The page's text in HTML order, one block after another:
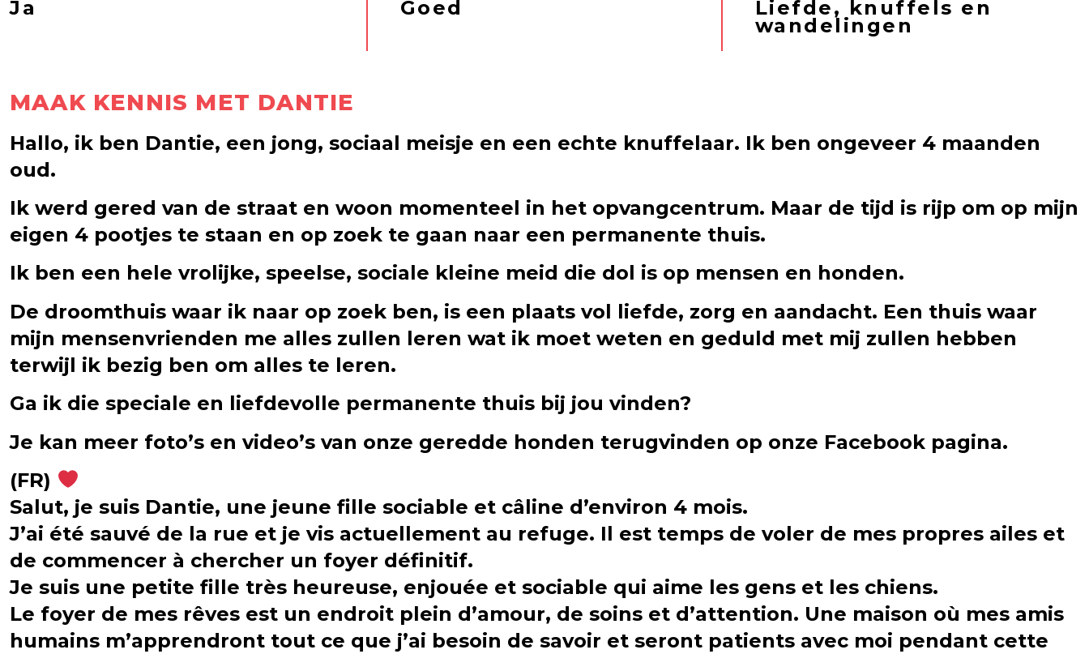
Ja Goed Liefde, knuffels en
wandelingen
MAAK KENNIS MET DANTIE
Hallo, ik ben Dantie, een jong, sociaal meisje en een echte knuffelaar. Ik ben ongeveer 4 maanden
oud.
Ik werd gered van de straat en woon momenteel in het opvangcentrum. Maar de tijd is rijp om op mijn
eigen 4 pootjes te staan en op zoek te gaan naar een permanente thuis.
Ik ben een hele vrolijke, speelse, sociale kleine meid die dol is op mensen en honden.
De droomthuis waar ik naar op zoek ben, is een plaats vol liefde, zorg en aandacht. Een thuis waar
mijn mensenvrienden me alles zullen leren wat ik moet weten en geduld met mij zullen hebben
terwijl ik bezig ben om alles te leren.
Ga ik die speciale en liefdevolle permanente thuis bij jou vinden?
Je kan meer foto’s en video’s van onze geredde honden terugvinden op onze Facebook pagina.
(FR)
Salut, je suis Dantie, une jeune fille sociable et câline d’environ 4 mois.
J’ai été sauvé de la rue et je vis actuellement au refuge. Il est temps de voler de mes propres ailes et
de commencer à chercher un foyer définitif.
Je suis une petite fille très heureuse, enjouée et sociable qui aime les gens et les chiens.
Le foyer de mes rêves est un endroit plein d’amour, de soins et d’attention. Une maison où mes amis
humains m’apprendront tout ce que j’ai besoin de savoir et seront patients avec moi pendant cette